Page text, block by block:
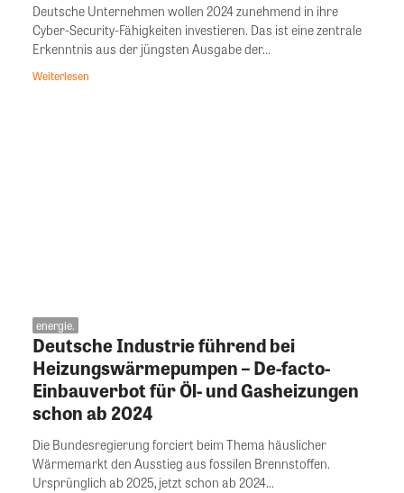
Deutsche Unternehmen wollen 2024 zunehmend in ihre
Cyber-Security-Fähigkeiten investieren. Das ist eine zentrale
Erkenntnis aus der jüngsten Ausgabe der...
Weiterlesen
energie.
Deutsche Industrie führend bei
Heizungswärmepumpen – De-facto-
Einbauverbot für Öl- und Gasheizungen
schon ab 2024
Die Bundesregierung forciert beim Thema häuslicher
Wärmemarkt den Ausstieg aus fossilen Brennstoffen.
Ursprünglich ab 2025, jetzt schon ab 2024...